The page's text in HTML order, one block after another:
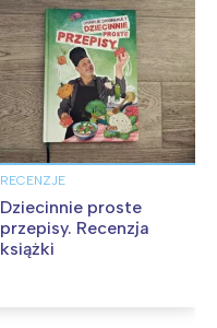
RECENZJE
Dziecinnie proste
przepisy. Recenzja
książki